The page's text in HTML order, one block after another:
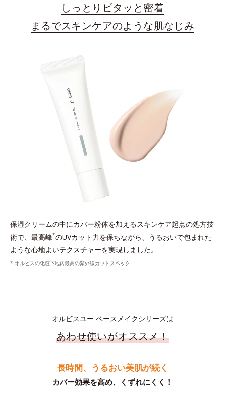
しっとりピタッと密着
まるでスキンケアのような肌なじみ
保湿クリームの中にカバー粉体を加えるスキンケア起点の処方技
術で、最高峰*のUVカット力を保ちながら、うるおいで包まれた
ような心地よいテクスチャーを実現しました。
* オルビスの化粧下地内最高の紫外線カットスペック
オルビスユー ベースメイクシリーズは
あわせ使いがオススメ！
長時間、うるおい美肌が続く
カバー効果を高め、くずれにくく！